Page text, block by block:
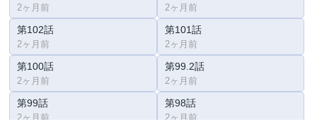
2ヶ月前 2ヶ月前
第102話
2ヶ月前
第101話
2ヶ月前
第100話
2ヶ月前
第99.2話
2ヶ月前
第99話
2ヶ月前
第98話
2ヶ月前